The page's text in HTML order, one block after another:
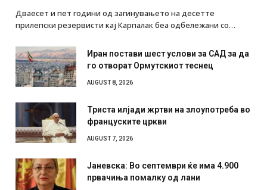
Дваесет и пет години од загинувањето на десетте
прилепски резервисти кај Карпалак беа одбележани со…
Иран постави шест услови за САД за да
го отворат Ормутскиот теснец
AUGUST 8, 2026
Триста илјади жртви на злоупотреба во
француските цркви
AUGUST 7, 2026
Јаневска: Во септември ќе има 4.900
првачиња помалку од лани